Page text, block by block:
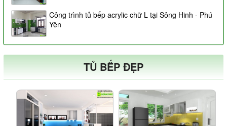
Công trình tủ bếp acrylic chữ L tại Sông Hinh - Phú
Yên
TỦ BẾP ĐẸP